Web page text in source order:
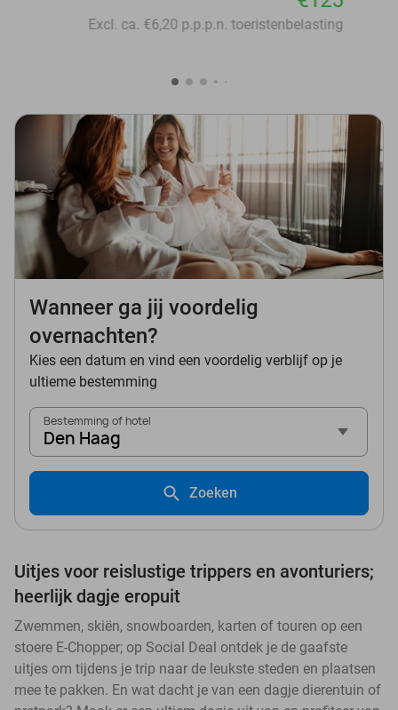
Excl. ca. €6,20 p.p.p.n. toeristenbelasting
Wanneer ga jij voordelig
overnachten?
Kies een datum en vind een voordelig verblijf op je
ultieme bestemming
Bestemming of hotel
Den Haag
Zoeken
Uitjes voor reislustige trippers en avonturiers;
heerlijk dagje eropuit
Zwemmen, skiën, snowboarden, karten of touren op een
stoere E-Chopper; op Social Deal ontdek je de gaafste
uitjes om tijdens je trip naar de leukste steden en plaatsen
mee te pakken. En wat dacht je van een dagje dierentuin of